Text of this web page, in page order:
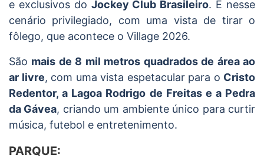
e exclusivos do Jockey Club Brasileiro. É nesse
cenário privilegiado, com uma vista de tirar o
fôlego, que acontece o Village 2026.
São mais de 8 mil metros quadrados de área ao
ar livre, com uma vista espetacular para o Cristo
Redentor, a Lagoa Rodrigo de Freitas e a Pedra
da Gávea, criando um ambiente único para curtir
música, futebol e entretenimento.
PARQUE: